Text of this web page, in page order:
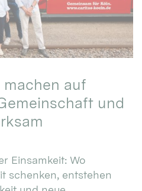
machen auf
und
Einsamkeit: Wo
schenken, entstehen